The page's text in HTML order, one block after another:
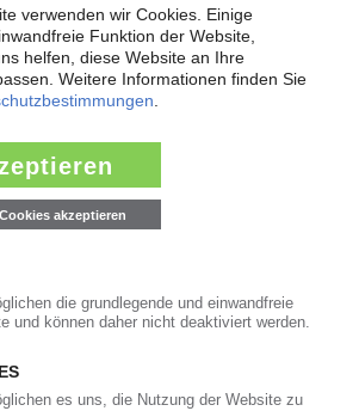
« Zurück Weiter »
der Kunststoffbranche nach
Köpfe